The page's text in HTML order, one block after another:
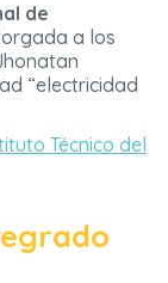
de
a los
“electricidad
Técnico del